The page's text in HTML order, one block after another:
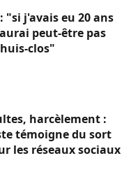
"si j'avais eu 20 ans
peut-être pas
clos"
harcèlement :
témoigne du sort
les réseaux sociaux